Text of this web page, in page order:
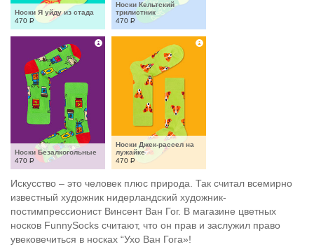
Носки Я уйду из стада
470 Р
Носки Кельтский
трилистник
470 Р
Носки Безалкогольные
470 Р
Носки Джек-рассел на
лужайке
470 Р
Искусство – это человек плюс природа. Так считал всемирно
известный художник нидерландский художник-
постимпрессионист Винсент Ван Гог. В магазине цветных
носков FunnySocks считают, что он прав и заслужил право
увековечиться в носках “Ухо Ван Гога»!